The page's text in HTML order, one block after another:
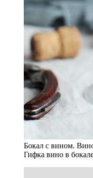
Бокал с вином.
Гифка вино в